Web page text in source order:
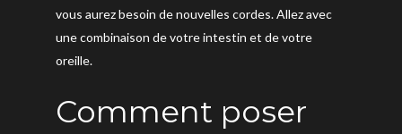
vous aurez besoin de nouvelles cordes. Allez avec
une combinaison de votre intestin et de votre
oreille.
Comment poser